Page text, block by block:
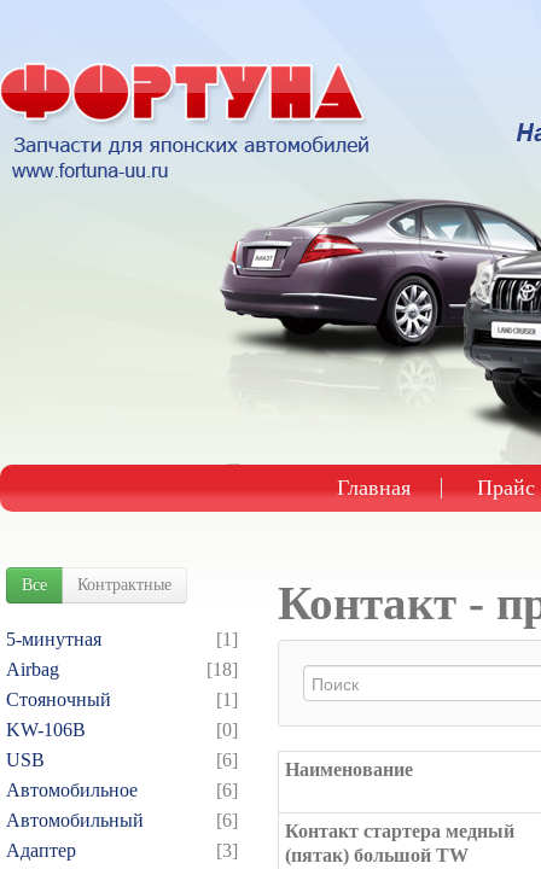
Главная Прайс
Все Контрактные
5-минутная
[1]
Airbag
[18]
Cтояночный
[1]
KW-106B
[0]
USB
[6]
Автомобильное
[6]
Автомобильный
[6]
Адаптер
[3]
Контакт -
Наименование
Контакт стартера медный
(пятак) большой TW